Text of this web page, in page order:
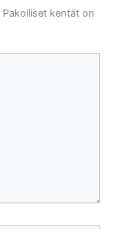
Pakolliset kentät on